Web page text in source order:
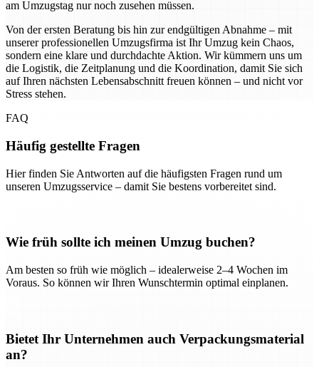
am Umzugstag nur noch zusehen müssen.
Von der ersten Beratung bis hin zur endgültigen Abnahme – mit
unserer professionellen Umzugsfirma ist Ihr Umzug kein Chaos,
sondern eine klare und durchdachte Aktion. Wir kümmern uns um
die Logistik, die Zeitplanung und die Koordination, damit Sie sich
auf Ihren nächsten Lebensabschnitt freuen können – und nicht vor
Stress stehen.
FAQ
Häufig gestellte Fragen
Hier finden Sie Antworten auf die häufigsten Fragen rund um
unseren Umzugsservice – damit Sie bestens vorbereitet sind.
Wie früh sollte ich meinen Umzug buchen?
Am besten so früh wie möglich – idealerweise 2–4 Wochen im
Voraus. So können wir Ihren Wunschtermin optimal einplanen.
Bietet Ihr Unternehmen auch Verpackungsmaterial
an?